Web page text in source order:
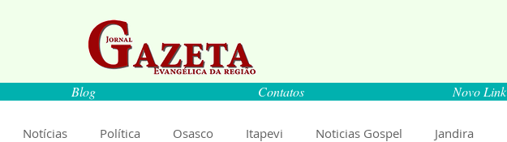
Blog Contatos Novo Link
Notícias Política Osasco Itapevi Noticias Gospel Jandira